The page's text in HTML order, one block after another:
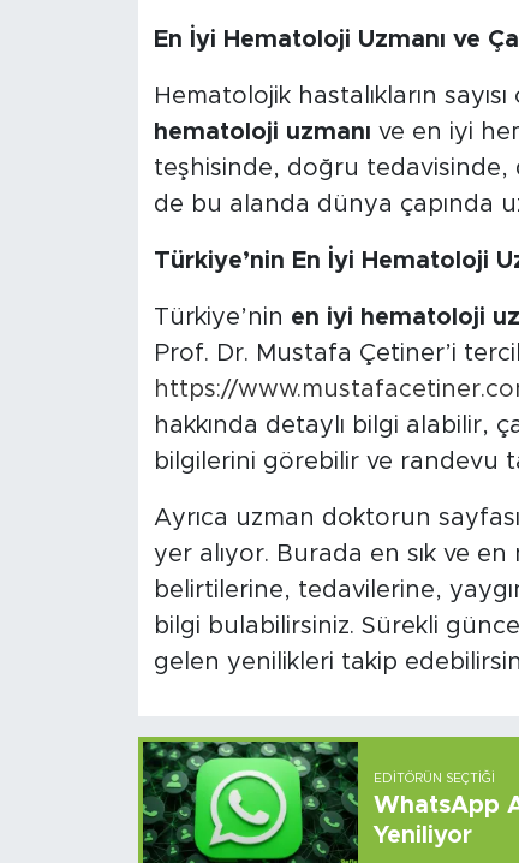
En İyi Hematoloji Uzmanı ve
Hematolojik hastalıkların
hematoloji uzmanı ve en iyi
teşhisinde, doğru tedavisinde,
de bu alanda dünya çapında
Türkiye’nin En İyi Hematoloji
Türkiye’nin en iyi hematoloji
Prof. Dr. Mustafa Çetiner’i
https://
hakkında detaylı bilgi alabilir,
bilgilerini görebilir ve randevu
Ayrıca uzman doktorun
yer alıyor. Burada en sık ve
belirtilerine, tedavilerine,
bilgi bulabilirsiniz. Sürekli
gelen yenilikleri takip
EDITÖRÜN SEÇTIĞI
WhatsApp
Yeniliyor